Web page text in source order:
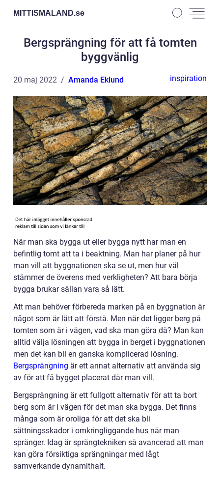
MITTISMALAND.se
Bergsprängning för att få tomten
byggvänlig
20 maj 2022 Amanda Eklund inspiration
När man ska bygga ut eller bygga nytt har man en
befintlig tomt att ta i beaktning. Man har planer på hur
man vill att byggnationen ska se ut, men hur väl
stämmer de överens med verkligheten? Att bara börja
bygga brukar sällan vara så lätt.
Att man behöver förbereda marken på en byggnation är
något som är lätt att förstå. Men när det ligger berg på
tomten som är i vägen, vad ska man göra då? Man kan
alltid välja lösningen att bygga in berget i byggnationen
men det kan bli en ganska komplicerad lösning.
Bergsprängning är ett annat alternativ att använda sig
av för att få bygget placerat där man vill.
Bergsprängning är ett fullgott alternativ för att ta bort
berg som är i vägen för det man ska bygga. Det finns
många som är oroliga för att det ska bli
sättningsskador i omkringliggande hus när man
spränger. Idag är sprängtekniken så avancerad att man
kan göra försiktiga sprängningar med lågt
samverkande dynamithalt.